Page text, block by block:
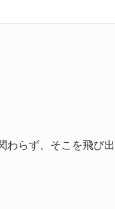
わらず、そこを飛び